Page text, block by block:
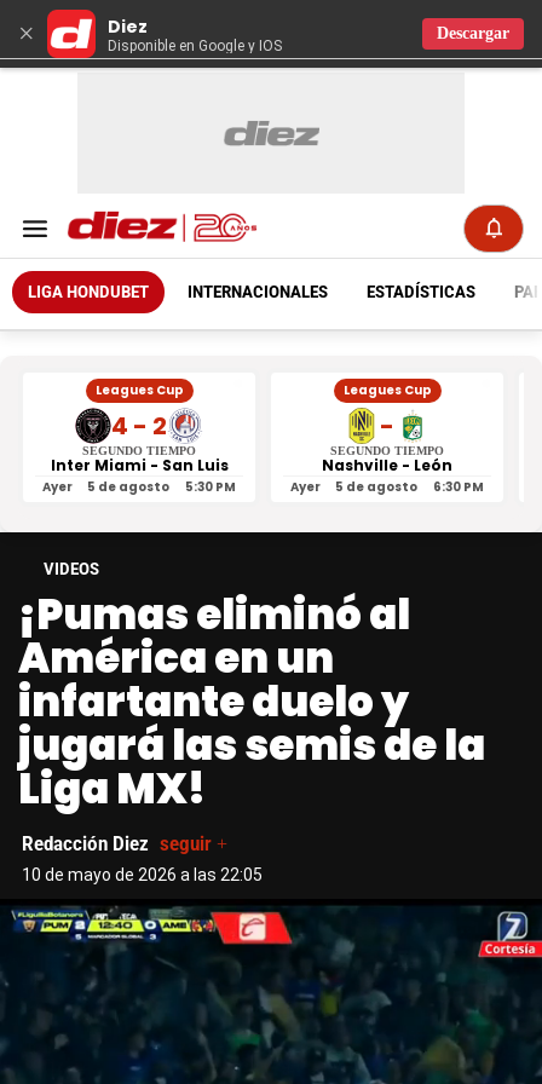
× Diez
Disponible en Google y IOS
Descargar
LIGA HONDUBET INTERNACIONALES ESTADÍSTICAS
Leagues Cup
4 - 2
SEGUNDO TIEMPO
Inter Miami - San Luis
Ayer 5 de agosto 5:30 PM
Leagues Cup
-
SEGUNDO TIEMPO
Nashville - León
Ayer 5 de agosto 6:30 PM
VIDEOS
¡Pumas eliminó al
América en un
infartante duelo y
jugará las semis de la
Liga MX!
Redacción Diez seguir +
10 de mayo de 2026 a las 22:05